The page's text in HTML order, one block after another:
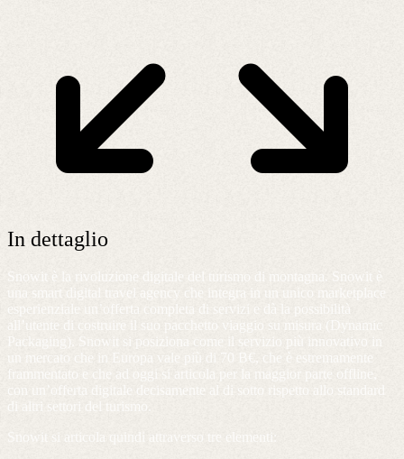
In dettaglio
Snowit è la rivoluzione digitale del turismo di montagna. Snowit è
una smart digital travel agency che integra in un unico marketplace
esperienziale un’offerta completa di servizi e dà la possibilità
all’utente di costruire il suo pacchetto viaggio su misura (Dynamic
Packaging). Snowit si posiziona come il servizio più innovativo in
un mercato che in Europa vale più di 70 B€, che è estremamente
frammentato e che ad oggi si articola per la maggior parte offline,
con un’offerta digitale decisamente al di sotto rispetto allo standard
di altri settori del turismo.
Snowit si articola quindi attraverso tre elementi: